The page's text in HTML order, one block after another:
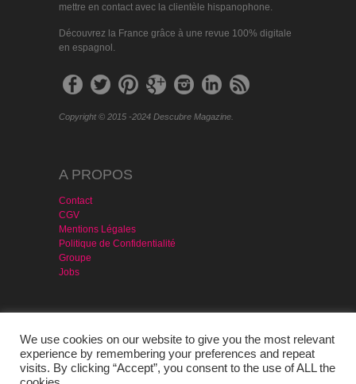
mettre en contact avec la clientèle hispanophone.
Découvrez la France grâce à une revue 100% digitale
en espagnol.
Copyright © 2015 -2024 Descubre Magazine.
A PROPOS
Contact
CGV
Mentions Légales
Politique de Confidentialité
Groupe
Jobs
Agencia Publicidad
Version PDF – Gratis
Portugal
We use cookies on our website to give you the most relevant
experience by remembering your preferences and repeat
visits. By clicking “Accept”, you consent to the use of ALL the